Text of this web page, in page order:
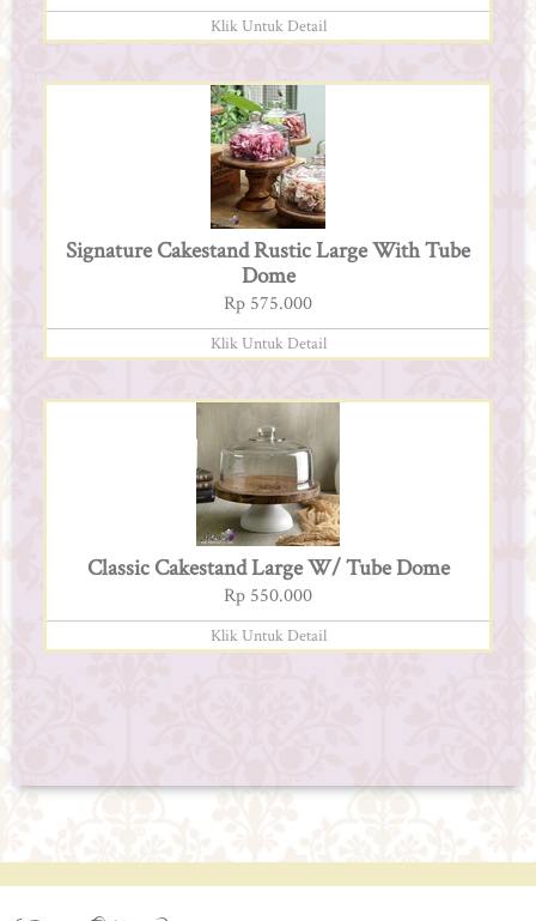
Klik Untuk Detail
Signature Cakestand Rustic Large With Tube
Dome
Rp 575.000
Klik Untuk Detail
Classic Cakestand Large W/ Tube Dome
Rp 550.000
Klik Untuk Detail